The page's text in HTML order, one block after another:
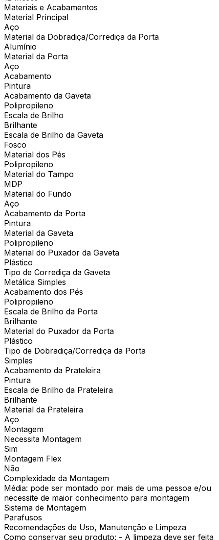
Materiais e Acabamentos
Material Principal
Aço
Material da Dobradiça/Corrediça da Porta
Alumínio
Material da Porta
Aço
Acabamento
Pintura
Acabamento da Gaveta
Polipropileno
Escala de Brilho
Brilhante
Escala de Brilho da Gaveta
Fosco
Material dos Pés
Polipropileno
Material do Tampo
MDP
Material do Fundo
Aço
Acabamento da Porta
Pintura
Material da Gaveta
Polipropileno
Material do Puxador da Gaveta
Plástico
Tipo de Corrediça da Gaveta
Metálica Simples
Acabamento dos Pés
Polipropileno
Escala de Brilho da Porta
Brilhante
Material do Puxador da Porta
Plástico
Tipo de Dobradiça/Corrediça da Porta
Simples
Acabamento da Prateleira
Pintura
Escala de Brilho da Prateleira
Brilhante
Material da Prateleira
Aço
Montagem
Necessita Montagem
Sim
Montagem Flex
Não
Complexidade da Montagem
Média: pode ser montado por mais de uma pessoa e/ou
necessite de maior conhecimento para montagem
Sistema de Montagem
Parafusos
Recomendações de Uso, Manutenção e Limpeza
Como conservar seu produto: - A limpeza deve ser feita